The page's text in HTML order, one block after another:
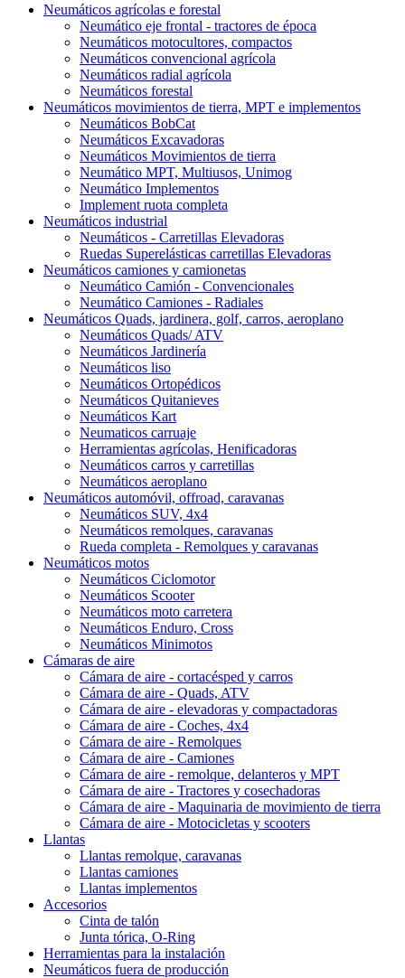
Neumáticos agrícolas e forestal
Neumático eje frontal - tractores de época
Neumáticos motocultores, compactos
Neumáticos convencional agrícola
Neumáticos radial agrícola
Neumáticos forestal
Neumáticos movimientos de tierra, MPT e implementos
Neumáticos BobCat
Neumáticos Excavadoras
Neumáticos Movimientos de tierra
Neumático MPT, Multiusos, Unimog
Neumático Implementos
Implement ruota completa
Neumáticos industrial
Neumáticos - Carretillas Elevadoras
Ruedas Superelásticas carretillas Elevadoras
Neumáticos camiones y camionetas
Neumático Camión - Convencionales
Neumático Camiones - Radiales
Neumáticos Quads, jardinera, golf, carros, aeroplano
Neumáticos Quads/ ATV
Neumáticos Jardinería
Neumáticos liso
Neumáticos Ortopédicos
Neumáticos Quitanieves
Neumáticos Kart
Neumaticos carruaje
Herramientas agrícolas, Henificadoras
Neumáticos carros y carretillas
Neumáticos aeroplano
Neumáticos automóvil, offroad, caravanas
Neumáticos SUV, 4x4
Neumáticos remolques, caravanas
Rueda completa - Remolques y caravanas
Neumáticos motos
Neumáticos Ciclomotor
Neumáticos Scooter
Neumáticos moto carretera
Neumáticos Enduro, Cross
Neumáticos Minimotos
Cámaras de aire
Cámara de aire - cortacésped y carros
Cámara de aire - Quads, ATV
Cámara de aire - elevadoras y compactadoras
Cámara de aire - Coches, 4x4
Cámara de aire - Remolques
Cámara de aire - Camiones
Cámara de aire - remolque, delanteros y MPT
Cámara de aire - Tractores y cosechadoras
Cámara de aire - Maquinaria de movimiento de tierra
Cámara de aire - Motocicletas y scooters
Llantas
Llantas remolque, caravanas
Llantas camiones
Llantas implementos
Accesorios
Cinta de talón
Junta tórica, O-Ring
Herramientas para la instalación
Neumáticos fuera de producción